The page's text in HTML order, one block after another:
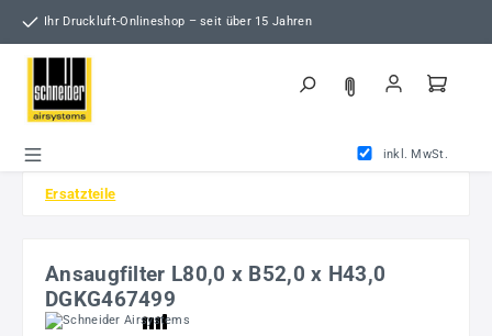
Zum Hauptinhalt springen
Ihr Druckluft-Onlineshop – seit über 15 Jahren
inkl. MwSt.
Ersatzteile
Ansaugfilter L80,0 x B52,0 x H43,0
DGKG467499